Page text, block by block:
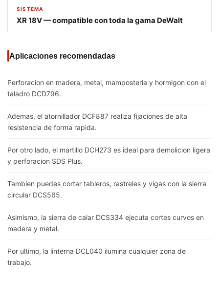
SISTEMA
XR 18V — compatible con toda la gama DeWalt
Aplicaciones recomendadas
Perforacion en madera, metal, mamposteria y hormigon con el
taladro DCD796.
Ademas, el atornillador DCF887 realiza fijaciones de alta
resistencia de forma rapida.
Por otro lado, el martillo DCH273 es ideal para demolicion ligera
y perforacion SDS Plus.
Tambien puedes cortar tableros, rastreles y vigas con la sierra
circular DCS565.
Asimismo, la sierra de calar DCS334 ejecuta cortes curvos en
madera y metal.
Por ultimo, la linterna DCL040 ilumina cualquier zona de
trabajo.